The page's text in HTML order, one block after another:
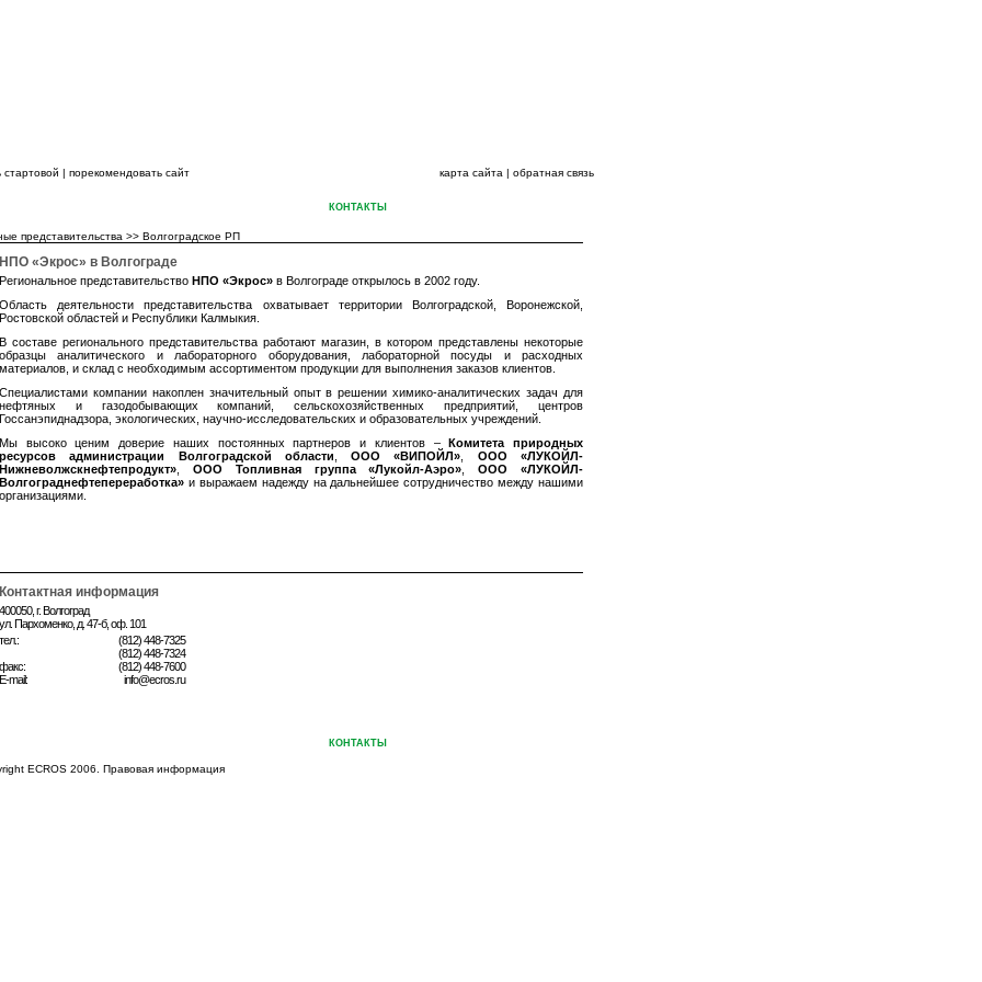
стартовой | порекомендовать сайт карта сайта | обратная связь
КОНТАКТЫ
представительства >> Волгоградское РП
НПО «Экрос» в Волгограде
Региональное представительство НПО «Экрос» в Волгограде открылось в 2002 году.
Область деятельности представительства охватывает территории Волгоградской, Воронежской,
Ростовской областей и Республики Калмыкия.
В составе регионального представительства работают магазин, в котором представлены некоторые
образцы аналитического и лабораторного оборудования, лабораторной посуды и расходных
материалов, и склад с необходимым ассортиментом продукции для выполнения заказов клиентов.
Специалистами компании накоплен значительный опыт в решении химико-аналитических задач для
нефтяных и газодобывающих компаний, сельскохозяйственных предприятий, центров
Госсанэпиднадзора, экологических, научно-исследовательских и образовательных учреждений.
Мы высоко ценим доверие наших постоянных партнеров и клиентов –Комитета природных
ресурсов администрации Волгоградской области ,ООО «ВИПОЙЛ»
ООО «ЛУКОЙЛ-
Нижневолжскнефтепродукт»
ООО Топливная группа «Лукойл-Аэро» ,ООО «ЛУКОЙЛ-
Волгограднефтепереработка» и выражаем надежду на дальнейшее сотрудничество между нашими
организациями.
Контактная информация
400050, г. Волгоград
ул. Пархоменко, д. 47-б, оф. 101
тел.:
(812) 448-7325
(812) 448-7324
факс:
(812) 448-7600
E-mail:
info@ecros.ru
КОНТАКТЫ
ECROS 2006. Правовая информация